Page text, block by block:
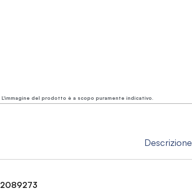
L'immagine del prodotto è a scopo puramente indicativo.
Descrizione
2089273